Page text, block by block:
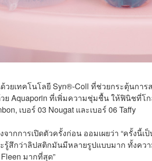
ยเทคโนโลยี Syn®-Coll ที่ช่วยกระตุ้นการ
ย Aquaporin ที่เพิ่มความชุ่มชื้น ให้ฟินิชที่โ
เบอร์ 03 Nougat และเบอร์ 06 Taffy
ากการเปิดตัวครั้งก่อน ออมเผยว่า “ครั้งนี้
รู้สึกว่าลิปสติกมันมีหลายรูปแบบมาก ทั้งควา
มากที่สุด”